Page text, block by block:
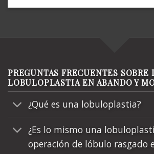
PREGUNTAS FRECUENTES SOBRE
LOBULOPLASTIA EN ABANDO Y
¿Qué es una lobuloplastia?
¿Es lo mismo una
operación de lóbulo rasgado